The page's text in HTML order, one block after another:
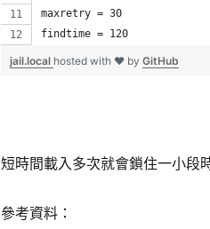
maxretry = 30
findtime = 120
jail.local hosted with ❤ by GitHub
短時間載入多次就會鎖住一小段
參考資料：